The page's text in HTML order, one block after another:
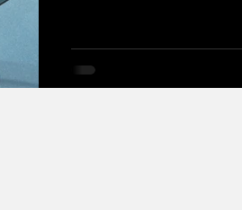
homologar estándares
referencia normas